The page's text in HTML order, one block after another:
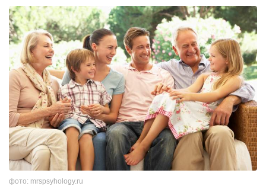
фото: mrspsyhology.ru